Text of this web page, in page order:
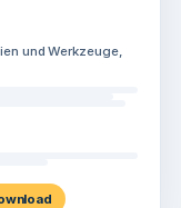
und Werkzeuge,